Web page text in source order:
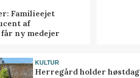
Familieejet
af
ny medejer
KULTUR
Herregård holder høstdag